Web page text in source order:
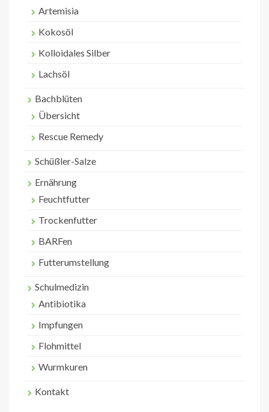
Artemisia
Kokosöl
Kolloidales Silber
Lachsöl
Bachblüten
Übersicht
Rescue Remedy
Schüßler-Salze
Ernährung
Feuchtfutter
Trockenfutter
BARFen
Futterumstellung
Schulmedizin
Antibiotika
Impfungen
Flohmittel
Wurmkuren
Kontakt